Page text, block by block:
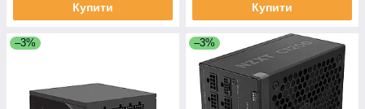
Купити Купити
–3% –3%